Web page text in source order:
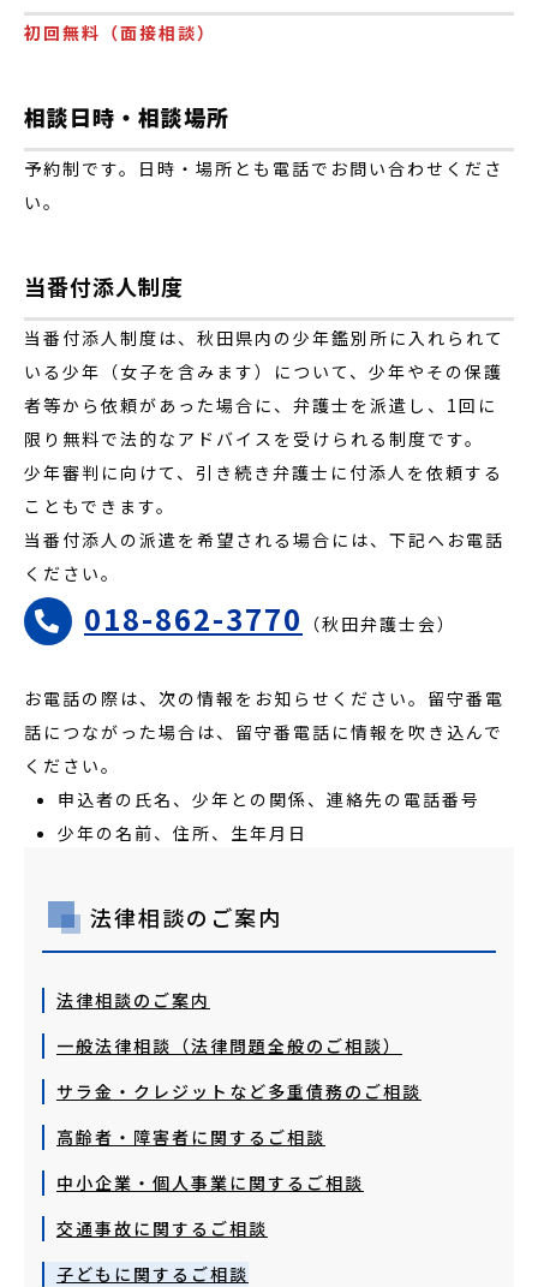
初回無料（面接相談）
相談日時・相談場所
予約制です。日時・場所とも電話でお問い合わせくださ
い。
当番付添人制度
当番付添人制度は、秋田県内の少年鑑別所に入れられて
いる少年（女子を含みます）について、少年やその保護
者等から依頼があった場合に、弁護士を派遣し、1回に
限り無料で法的なアドバイスを受けられる制度です。
少年審判に向けて、引き続き弁護士に付添人を依頼する
こともできます。
当番付添人の派遣を希望される場合には、下記へお電話
ください。
018-862-3770 （秋田弁護士会）
お電話の際は、次の情報をお知らせください。留守番電
話につながった場合は、留守番電話に情報を吹き込んで
ください。
申込者の氏名、少年との関係、連絡先の電話番号
少年の名前、住所、生年月日
法律相談のご案内
法律相談のご案内
一般法律相談（法律問題全般のご相談）
サラ金・クレジットなど多重債務のご相談
高齢者・障害者に関するご相談
中小企業・個人事業に関するご相談
交通事故に関するご相談
子どもに関するご相談